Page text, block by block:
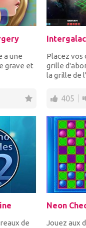
a une
grave et
Placez vos
grille
la grille de
405
de
Neon
Jouez aux